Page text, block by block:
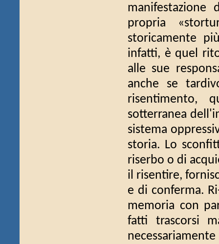
propria
storicamente
infatti, è quel
alle sue
anche se
risentimento,
sotterranea
sistema
storia. Lo
riserbo o di
il risentire,
e di conferma.
memoria con
fatti trascorsi